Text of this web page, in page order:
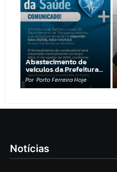
Abastecimento de
veículos da Prefeitura…
Por Porto Ferreira Hoje
Notícias